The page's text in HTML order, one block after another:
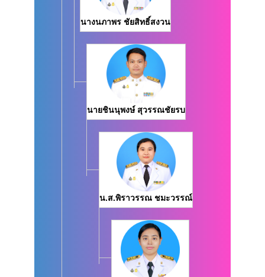
นางนภาพร ชัยสิทธิ์สงวน
นายชินนุพงษ์ สุวรรณชัยรบ
น.ส.พิราวรรณ ชมะวรรณ์